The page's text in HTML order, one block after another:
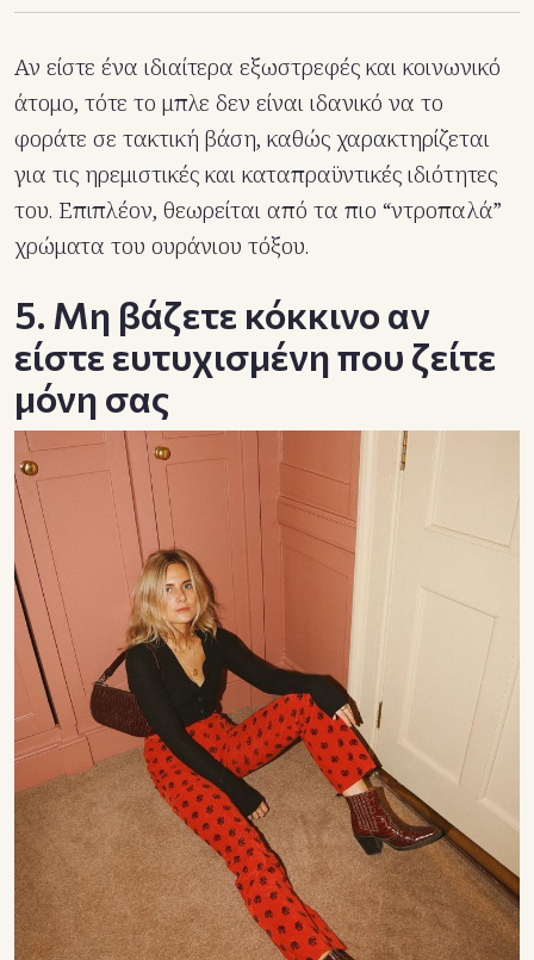
Αν είστε ένα ιδιαίτερα εξωστρεφές και κοινωνικό
άτομο, τότε το μπλε δεν είναι ιδανικό να το
φοράτε σε τακτική βάση, καθώς χαρακτηρίζεται
για τις ηρεμιστικές και καταπραϋντικές ιδιότητες
του. Επιπλέον, θεωρείται από τα πιο “ντροπαλά”
χρώματα του ουράνιου τόξου.
5. Μη βάζετε κόκκινο αν
είστε ευτυχισμένη που ζείτε
μόνη σας